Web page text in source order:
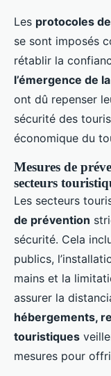
Les protocoles
se sont imposés
rétablir la
l’émergence de
ont dû repenser
sécurité des
économique du
Mesures de
secteurs
Les secteurs
de prévention
sécurité. Cela
publics,
mains et la
assurer la
hébergements,
touristiques
mesures pour